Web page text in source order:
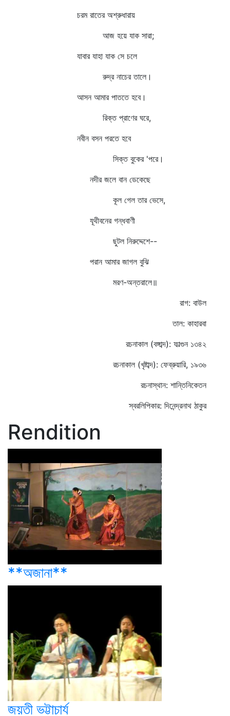
চরম রাতের অশ্রুধারায়
আজ হয়ে যাক সারা;
যাবার যাহা যাক সে চলে
রুদ্র নাচের তালে।
আসন আমার পাততে হবে।
রিক্ত প্রাণের ঘরে,
নবীন বসন পরতে হবে
সিক্ত বুকের 'পরে।
নদীর জলে বান ডেকেছে
কূল গেল তার ভেসে,
যূথীবনের গন্ধবাণী
ছুটল নিরুদ্দেশে--
পরান আমার জাগল বুঝি
মরণ-অন্তরালে॥
রাগ: বাউল
তাল: কাহারবা
রচনাকাল (বঙ্গাব্দ): ফাল্গুন ১৩৪২
রচনাকাল (খৃষ্টাব্দ): ফেব্রুয়ারি, ১৯৩৬
রচনাস্থান: শান্তিনিকেতন
স্বরলিপিকার: দিনেন্দ্রনাথ ঠাকুর
Rendition
**অজানা**
জয়তী ভট্টাচার্য